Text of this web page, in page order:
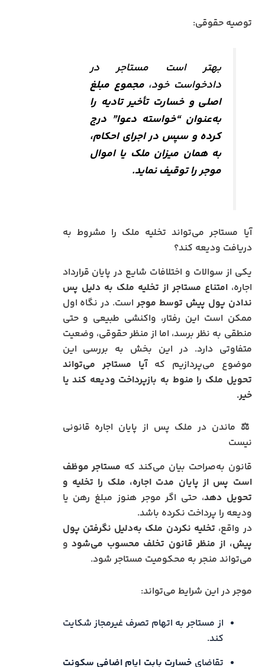
توصیه حقوقی:
بهتر است مستاجر در
دادخواست خود،مجموع مبلغ
اصلی و خسارت تأخیر تادیه را
به‌عنوان “خواسته دعوا” درج
کرده و سپس در اجرای احکام،
به همان میزان ملک یا اموال
موجر را توقیف نماید.
آیا مستاجر می‌تواند تخلیه ملک را مشروط به
دریافت ودیعه کند؟
یکی از سوالات و اختلافات شایع در پایان قرارداد
اجاره،امتناع مستاجر از تخلیه ملک به دلیل پس
ندادن پول پیش توسط موجراست. در نگاه اول
ممکن است این رفتار، واکنشی طبیعی و حتی
منطقی به نظر برسد، اما از منظر حقوقی، وضعیت
متفاوتی دارد. در این بخش به بررسی این
موضوع می‌پردازیم کهآیا مستاجر می‌تواند
تحویل ملک را منوط به بازپرداخت ودیعه کند یا
خیر.
⚖️ ماندن در ملک پس از پایان اجاره قانونی
نیست
قانون به‌صراحت بیان می‌کند که مستاجر موظف
است پس از پایان مدت اجاره، ملک را تخلیه و
تحویل دهد، حتی اگر موجر هنوز مبلغ رهن یا
ودیعه را پرداخت نکرده باشد.
در واقع، تخلیه نکردن ملک به‌دلیل نگرفتن پول
پیش، از منظر قانون تخلف محسوب می‌شودو
می‌تواند منجر به محکومیت مستاجر شود.
موجر در این شرایط می‌تواند:
از مستاجر به اتهام تصرف غیرمجاز شکایت
کند.
تقاضای خسارت بابت ایام اضافی سکونت